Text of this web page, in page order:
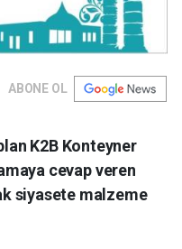
ABONE OL
K2B Konteyner
cevap veren
siyasete malzeme